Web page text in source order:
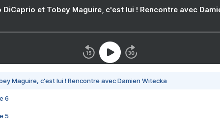
DiCaprio et Tobey Maguire, c'est lui ! Rencontre avec
Maguire, c'est lui ! Rencontre avec Damien Witecka
6
5